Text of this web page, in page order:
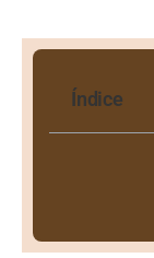
Índice